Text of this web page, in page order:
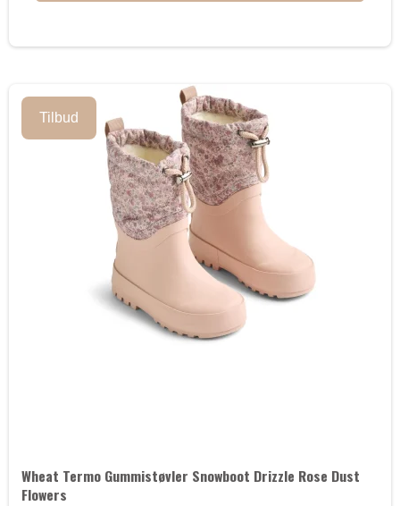
Tilbud
Wheat Termo Gummistøvler Snowboot Drizzle Rose Dust
Flowers